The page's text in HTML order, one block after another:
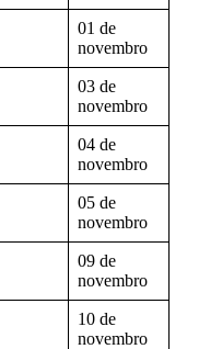
01 de
novembro
03 de
novembro
04 de
novembro
05 de
novembro
09 de
novembro
10 de
novembro